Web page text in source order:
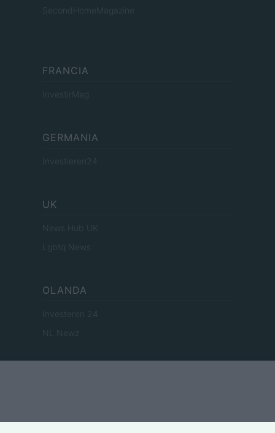
SecondHomeMagazine
FRANCIA
InvestirMag
GERMANIA
Investieren24
UK
News Hub UK
Lgbtq News
OLANDA
Investeren 24
NL Newz